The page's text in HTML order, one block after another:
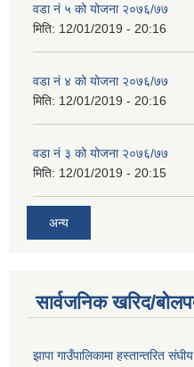
वडा नं ५ को योजना २०७६/७७
मिति: 12/01/2019 - 20:16
वडा नं ४ को योजना २०७६/७७
मिति: 12/01/2019 - 20:16
वडा नं ३ को योजना २०७६/७७
मिति: 12/01/2019 - 20:15
अन्य
सार्वजनिक खरिद/
झापा गाउँपालिकामा हस्तान्तरित